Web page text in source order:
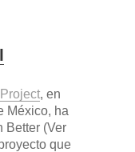
, en
México, ha
Better (Ver
que